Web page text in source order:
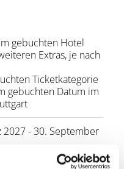
gebuchten Hotel
Extras, je nach
Ticketkategorie
gebuchten Datum im
2027 - 30. September